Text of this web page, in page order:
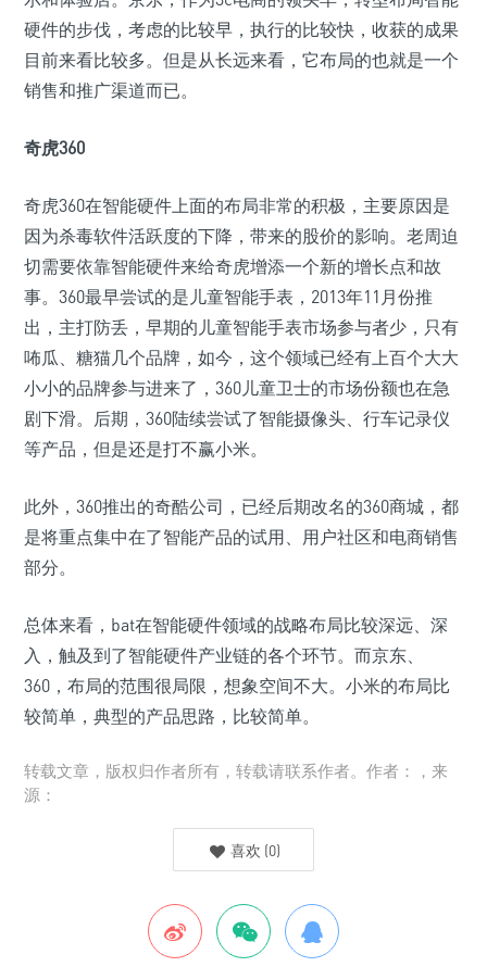
硬件的步伐，考虑的比较早，执行的比较快，收获的成果
目前来看比较多。但是从长远来看，它布局的也就是一个
销售和推广渠道而已。
奇虎360
奇虎360在智能硬件上面的布局非常的积极，主要原因是
因为杀毒软件活跃度的下降，带来的股价的影响。老周迫
切需要依靠智能硬件来给奇虎增添一个新的增长点和故
事。360最早尝试的是儿童智能手表，2013年11月份推
出，主打防丢，早期的儿童智能手表市场参与者少，只有
咘瓜、糖猫几个品牌，如今，这个领域已经有上百个大大
小小的品牌参与进来了，360儿童卫士的市场份额也在急
剧下滑。后期，360陆续尝试了智能摄像头、行车记录仪
等产品，但是还是打不赢小米。
此外，360推出的奇酷公司，已经后期改名的360商城，都
是将重点集中在了智能产品的试用、用户社区和电商销售
部分。
总体来看，bat在智能硬件领域的战略布局比较深远、深
入，触及到了智能硬件产业链的各个环节。而京东、
360，布局的范围很局限，想象空间不大。小米的布局比
较简单，典型的产品思路，比较简单。
转载文章，版权归作者所有，转载请联系作者。作者：，来
源：
喜欢 (0)